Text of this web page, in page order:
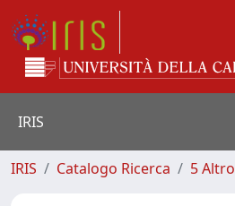
IRIS
IRIS Catalogo Ricerca 5 Altro